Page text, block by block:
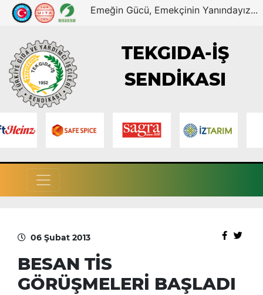
Emeğin Gücü, Emekçinin Yanındayız...
TEKGIDA-İŞ
SENDİKASI
06 Şubat 2013
BESAN TİS
GÖRÜŞMELERİ BAŞLADI